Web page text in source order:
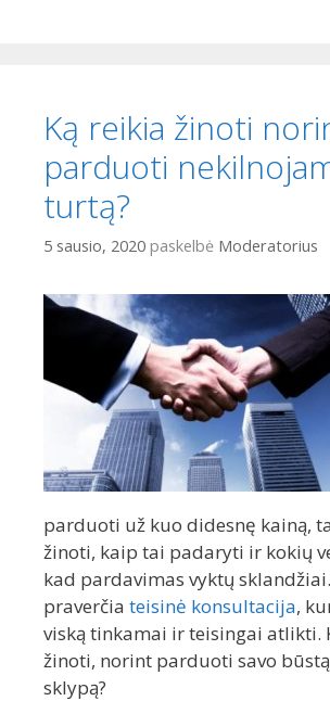
Ką reikia žinoti
parduoti
turtą?
5 sausio, 2020 paskelbė Moderatorius
parduoti už kuo didesnę kainą,
žinoti, kaip tai padaryti ir kokių
kad pardavimas vyktų
praverčia teisinė konsultacija,
viską tinkamai ir teisingai atlikti.
žinoti, norint parduoti savo
sklypą?